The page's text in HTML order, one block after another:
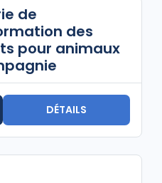
de
des
pour animaux
DÉTAILS